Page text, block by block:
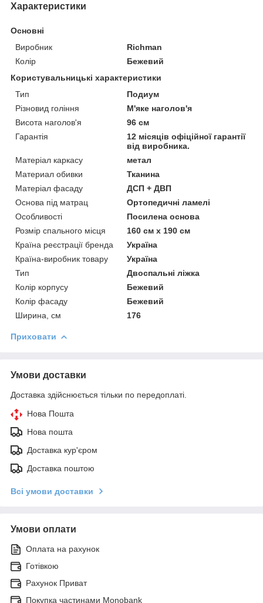
Характеристики
Основні
Виробник
Richman
Колір
Бежевий
Користувальницькі характеристики
Тип
Подиум
Різновид гоління
М'яке наголов'я
Висота наголов'я
96 см
Гарантія
12 місяців офіційної гарантії
від виробника.
Матеріал каркасу
метал
Материал обивки
Тканина
Матеріал фасаду
ДСП + ДВП
Основа під матрац
Ортопедичні ламелі
Особливості
Посилена основа
Розмір спального місця
160 см х 190 см
Країна реєстрації бренда
Україна
Країна-виробник товару
Україна
Тип
Двоспальні ліжка
Колір корпусу
Бежевий
Колір фасаду
Бежевий
Ширина, см
176
Приховати
Умови доставки
Доставка здійснюється тільки по передоплаті.
Нова Пошта
Нова пошта
Доставка кур'єром
Доставка поштою
Всі умови доставки
Умови оплати
Оплата на рахунок
Готівкою
Рахунок Приват
Покупка частинами Monobank